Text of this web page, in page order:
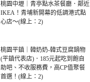
桃園中壢｜青亭點水茶餐廳．鄰近
IKEA！青埔新開幕的低調港式點
心店～(線上：2)
桃園平鎮｜韓奶奶-韓式豆腐鍋物
(平鎮代表店)．185元起吃到飽自
助吧、不收服務費，高CP值聚餐
首選！(線上：2)